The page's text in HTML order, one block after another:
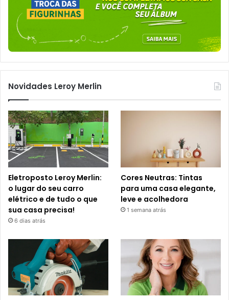
Novidades Leroy Merlin
Eletroposto Leroy Merlin:
o lugar do seu carro
elétrico e de tudo o que
sua casa precisa!
6 dias atrás
Cores Neutras: Tintas
para uma casa elegante,
leve e acolhedora
1 semana atrás